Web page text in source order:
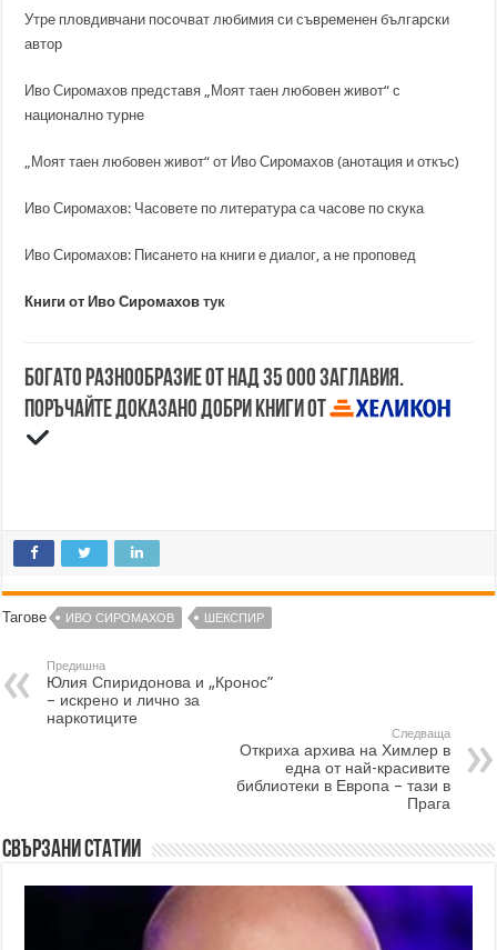
Утре пловдивчани посочват любимия си съвременен български
автор
Иво Сиромахов представя „Моят таен любовен живот“ с
национално турне
„Моят таен любовен живот“ от Иво Сиромахов (анотация и откъс)
Иво Сиромахов: Часовете по литература са часове по скука
Иво Сиромахов: Писането на книги е диалог, а не проповед
Книги от Иво Сиромаховтук
Богато разнообразие от над 35 000 заглавия.
Поръчайте доказано добри книги от
Тагове ИВО СИРОМАХОВ ШЕКСПИР
Предишна
Юлия Спиридонова и „Кронос”
– искрено и лично за
наркотиците
Следваща
Откриха архива на Химлер в
една от най-красивите
библиотеки в Европа – тази в
Прага
Свързани статии